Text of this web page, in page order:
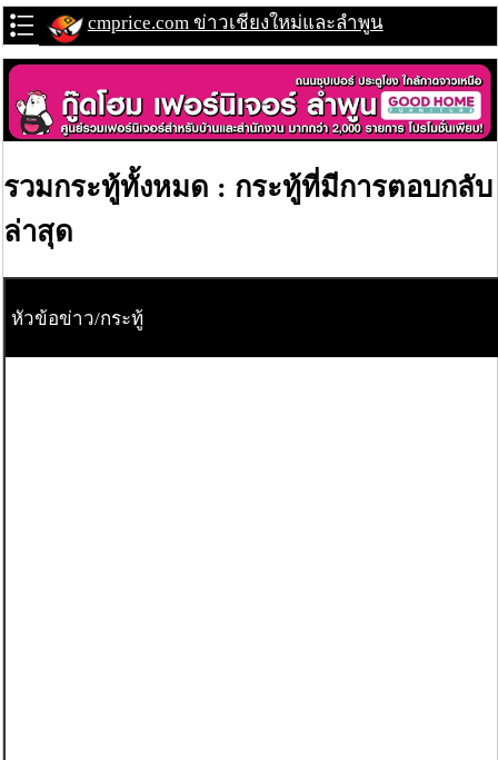
cmprice.com ข่าวเชียงใหม่และลำพูน
รวมกระทู้ทั้งหมด : กระทู้ที่มีการตอบกลับ
ล่าสุด
หัวข้อข่าว/กระทู้